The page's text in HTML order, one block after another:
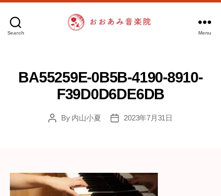
Search
み
音
楽
Menu
BA55259E-0B5B-4190-8910-
F39D0D6DE6DB
PostBy 内山小夏
Post2023年7月31日